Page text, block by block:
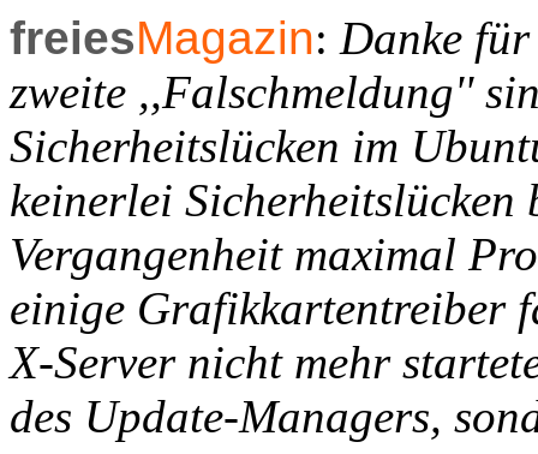
freiesMagazin: Danke
zweite ,,Falschmeldung''
Sicherheitslücken im
keinerlei Sicherheitslücken
Vergangenheit maximal
einige Grafikkartentreiber
X-Server nicht mehr
des Update-Managers,